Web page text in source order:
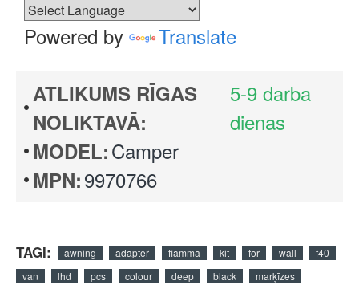
Powered by Translate
ATLIKUMS RĪGAS
NOLIKTAVĀ:
5-9 darba
dienas
MODEL:Camper
MPN:9970766
TAGI: awning adapter fiamma kit for wall
f40
van
lhd pcs colour deep black
marķīzes